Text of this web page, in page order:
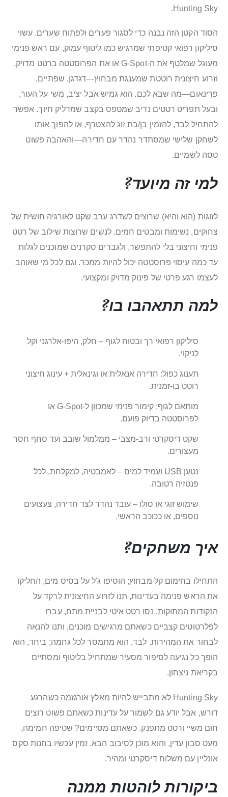
Hunting Sky.
הסוד הקטן הזה נבנה כדי לסגור פערים ולפתוח שערים. עשוי
סיליקון רפואי קטיפתי שמרגיש כמו ליטוף עמוק, עם ראש פנימי
מעוגל שמלטף את ה-G-Spot או את הפרוסטטה ברטט מדויק,
וזרוע חיצונית רוטטת שמענגת מבחוץ—דגדגן, שפתיים,
פרינאום—מה שבא לכם. הוא גמיש אבל יציב, משי על העור,
ובעל תפריט רטטים נדיב שמטפס בקצב שמדליק חיוך. אפשר
להתחיל לבד, להזמין בן/בת זוג להצטרף, או להפוך אותו
לשחקן שלישי שמסתדר נהדר עם חדירה—והאהבה פשוט
טסה לשמיים.
למי זה מיועד?
לזוגות (הוא והיא) שרוצים לשדרג ערב שקט לאורגיה חושית של
צחוקים, נשימות ומבטים חמים. לנשים שרוצות שילוב של רטט
פנימי וחיצוני בלי להתפשר, ולגברים סקרנים שמוכנים לגלות
עד כמה עיסוי פרוסטטה יכול להיות ממכר. וגם לכל מי שאוהב
לעצמו רגע פרטי של פינוק מדויק ומקצועי.
למה תתאהבו בו?
סיליקון רפואי רך ובטוח לגוף – חלק, היפּו-אלרגני וקל
לניקוי.
תענוג כפול: חדירה אנאלית או וגינאלית + עינוג חיצוני
רוטט בו-זמנית.
מותאם לגוף: קימור פנימי שמכוון ל-G-Spot או
לפרוסטטה בדיוק פועם.
שקט דיסקרטי ורב-מצבי – ממלמול שובב ועד סחף חסר
מעצורים.
נטען USB ועמיד למים – לאמבטיה, למקלחת, לכל
פנטזיה רטובה.
שימוש זוגי או סולו – עובד נהדר לצד חדירה, צעצועים
נוספים, או ככוכב הראשי.
איך משחקים?
התחילו בחימום קל מבחוץ; הוסיפו ג'ל על בסיס מים, החליקו
את הראש פנימה בעדינות, תנו לזרוע החיצונית לרקד על
הנקודות המתוקות. נסו רטט איטי לבניית מתח, עברו
לפלרטוטים קצביים כשאתם מרגישים מוכנים, ותנו להנאה
לבחור את המהירות. לבד, הוא מתמסר לכל גחמה; ביחד, הוא
הופך כל נגיעה לסיפור מסעיר שמתחיל בליטוף ומסתיים
בקריאת ניצחון.
Hunting Sky לא מתבייש להיות מאלץ אורגזמה כשהרגע
דורש, אבל יודע גם לשמור על עדינות כשאתם פשוט רוצים
חום משיי ורטט מתפנק. כשאתם מסיימים? שטיפה חמימה,
מעט סבון עדין, והוא מוכן לסיבוב הבא. זמין עכשיו בחנות סקס
אונליין עם משלוח דיסקרטי ומהיר.
ביקורות לוהטות ממנה